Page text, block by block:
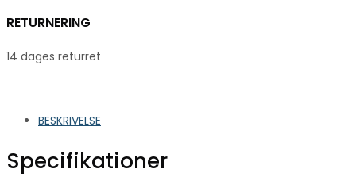
RETURNERING
14 dages returret
BESKRIVELSE
Specifikationer